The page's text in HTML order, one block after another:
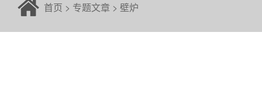
首页 > 专题文章 > 壁炉